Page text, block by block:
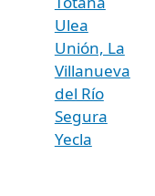
Ulea
Unión, La
Villanueva
del Río
Segura
Yecla